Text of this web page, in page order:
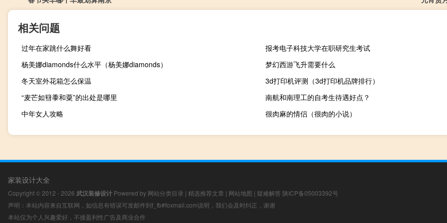
相关问题
过年在家跳什么舞好看
报考电子科技大学在职研究生考试
杨美娜diamonds什么水平（杨美娜diamonds）
梦幻西游飞升需要什么
冬天室外花箱怎么保温
3d打印机评测（3d打印机品牌排行）
“麦芒如篲黍和粟”的出处是哪里
南航和南理工的自考生待遇好点？
中年女人攻略
很肉麻的情侣（很肉的小说）
家装设计大全
Copyright © 2012 - 2026 武汉装修设计 Powered by 网站分类目录 | 精选推荐文章 | 网站地图 | 疑难解答 陕ICP备05003392号
声明：本站内容来自互联网，如信息有错误可发邮件到f_fb#foxmail.com说明，我们会及时纠正，谢谢
本站仅为个人兴趣爱好，不接盈利性广告及商业合作